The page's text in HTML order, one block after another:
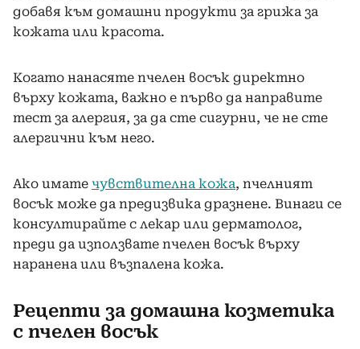
добавя към домашни продукти за грижа за
кожата или красота.
Когато нанасяте пчелен восък директно
върху кожата, важно е първо да направите
тест за алергия, за да сте сигурни, че не сте
алергични към него.
Ако имате чувствителна кожа, пчелният
восък може да предизвика дразнене. Винаги се
консултирайте с лекар или дерматолог,
преди да използвате пчелен восък върху
наранена или възпалена кожа.
Рецепти за домашна козметика
с пчелен восък